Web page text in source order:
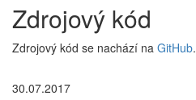
Zdrojový kód
Zdrojový kód se nachází na GitHub.
30.07.2017